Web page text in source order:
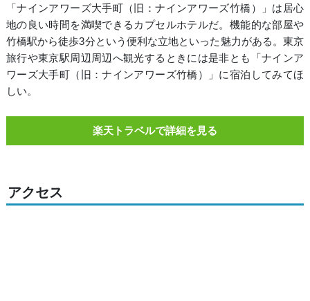
「ナインアワーズ大手町（旧：ナインアワーズ竹橋）」は居心
地の良い時間を満喫できるカプセルホテルだ。機能的な部屋や
竹橋駅から徒歩3分という便利な立地といった魅力がある。東京
旅行や東京駅周辺周辺へ観光するときには是非とも「ナインア
ワーズ大手町（旧：ナインアワーズ竹橋）」に宿泊してみてほ
しい。
楽天トラベルで詳細を見る
アクセス